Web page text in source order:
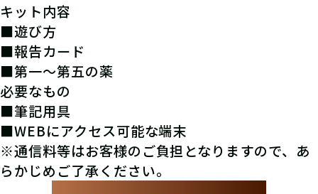
キット内容
■遊び方
■報告カード
■第一～第五の薬
必要なもの
■筆記用具
■WEBにアクセス可能な端末
※通信料等はお客様のご負担となりますので、あ
らかじめご了承ください。